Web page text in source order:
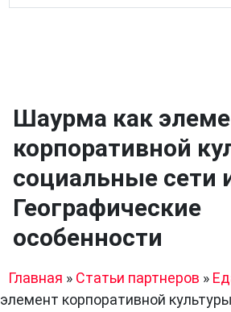
Шаурма как
корпоративной
социальные сети
Географические
особенности
Главная » Статьи партнеров »
элемент корпоративной